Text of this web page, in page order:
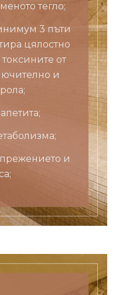
тегло;
3 пъти
цялостно
от
и
и